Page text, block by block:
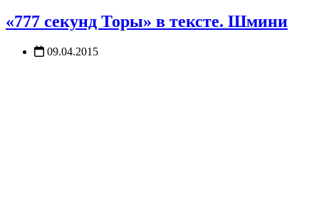
«777 секунд Торы» в тексте. Шмини
09.04.2015